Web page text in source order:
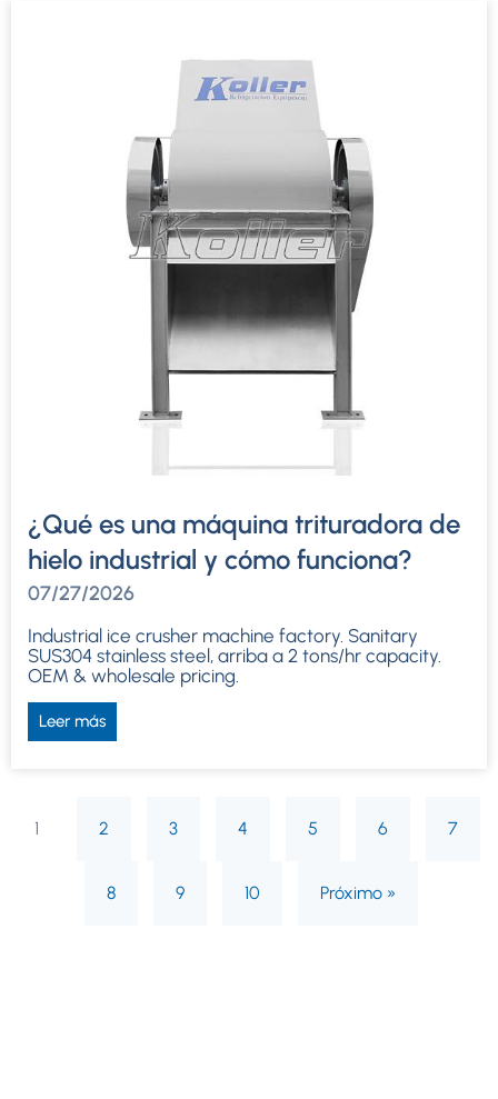
¿Qué es una máquina trituradora de
hielo industrial y cómo funciona?
07/27/2026
Industrial ice crusher machine factory Sanitary
SUS304 stainless steel, arriba a 2 tons/hr capacity
OEM & wholesale pricing
Leer más
1 2 3 4 5 6 7
8 9 10 Próximo »